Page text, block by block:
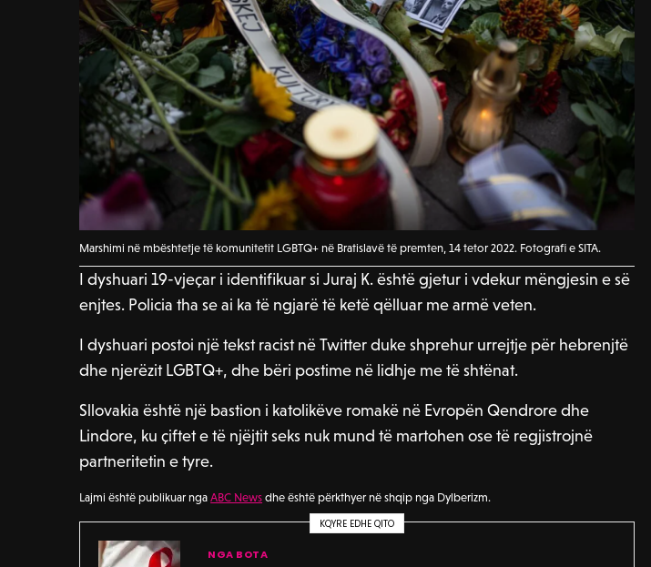
Marshimi në mbështetje të komunitetit LGBTQ+ në Bratislavë të premten, 14 tetor 2022. Fotografi e SITA.
I dyshuari 19-vjeçar i identifikuar si Juraj K. është gjetur i vdekur mëngjesin e së
enjtes. Policia tha se ai ka të ngjarë të ketë qëlluar me armë veten.
I dyshuari postoi një tekst racist në Twitter duke shprehur urrejtje për hebrenjtë
dhe njerëzit LGBTQ+, dhe bëri postime në lidhje me të shtënat.
Sllovakia është një bastion i katolikëve romakë në Evropën Qendrore dhe
Lindore, ku çiftet e të njëjtit seks nuk mund të martohen ose të regjistrojnë
partneritetin e tyre.
Lajmi është publikuar ngaABC News dhe është përkthyer në shqip nga Dylberizm.
KQYRE EDHE QITO
NGA BOTA